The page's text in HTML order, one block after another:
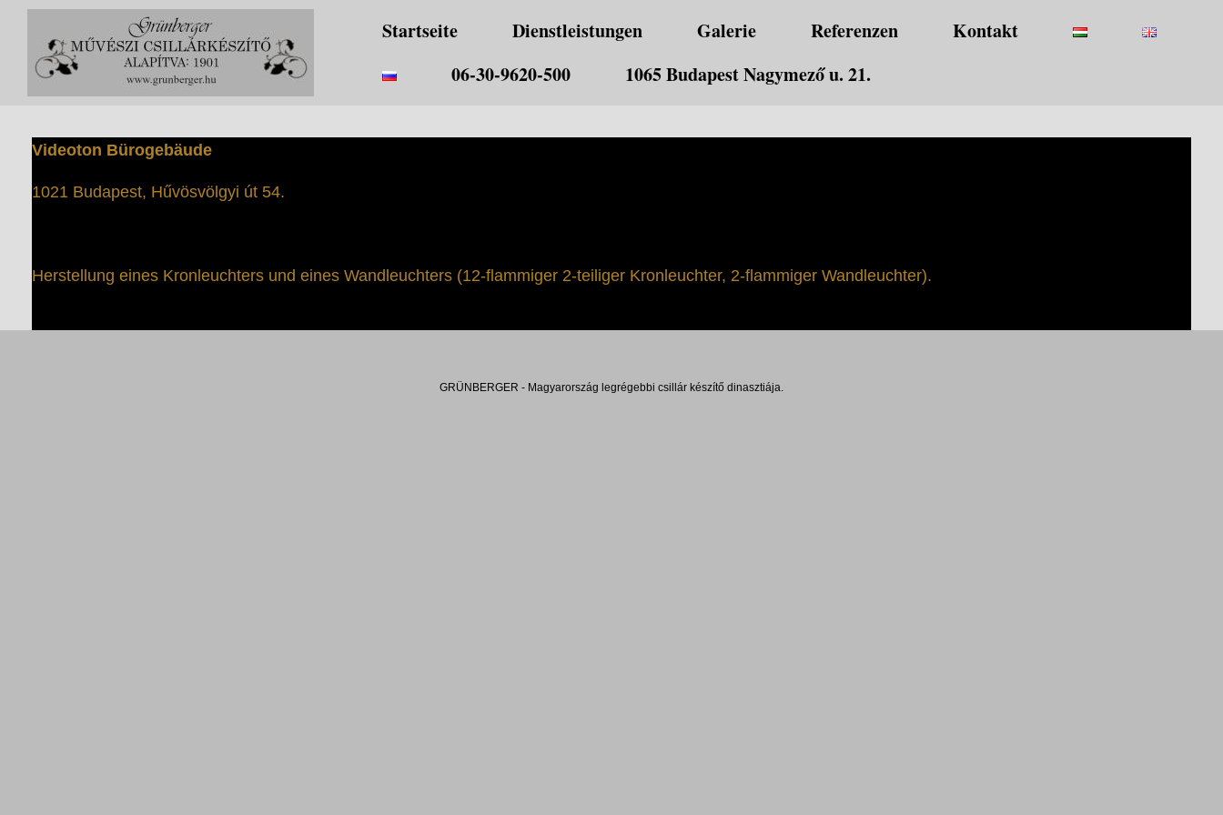
Startseite Dienstleistungen Galerie Referenzen
Kontakt
06-30-9620-500
1065 Budapest Nagymező u. 21.
Videoton Bürogebäude
1021 Budapest, Hűvösvölgyi út 54.
Herstellung eines Kronleuchters und eines Wandleuchters (12-flammiger 2-teiliger Kronleuchter, 2-flammiger Wandleuchter).
GRÜNBERGER - Magyarország legrégebbi csillár készítő dinasztiája.